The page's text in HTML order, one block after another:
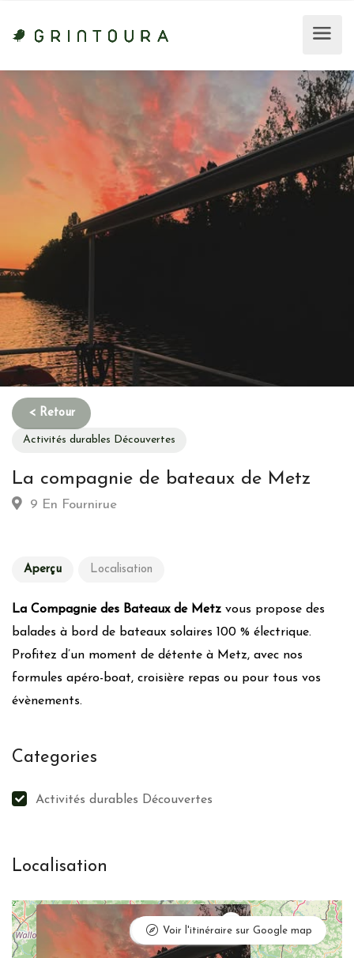
Activités durables Découvertes
La compagnie de bateaux de Metz
9 En Fournirue
Aperçu Localisation
La Compagnie des Bateaux de Metz vous propose des
balades à bord de bateaux solaires 100 % électrique.
Profitez d’un moment de détente à Metz, avec nos
formules apéro-boat, croisière repas ou pour tous vos
évènements.
Categories
Activités durables Découvertes
Localisation
Mettre à jour
Voir l'itinéraire sur Google map